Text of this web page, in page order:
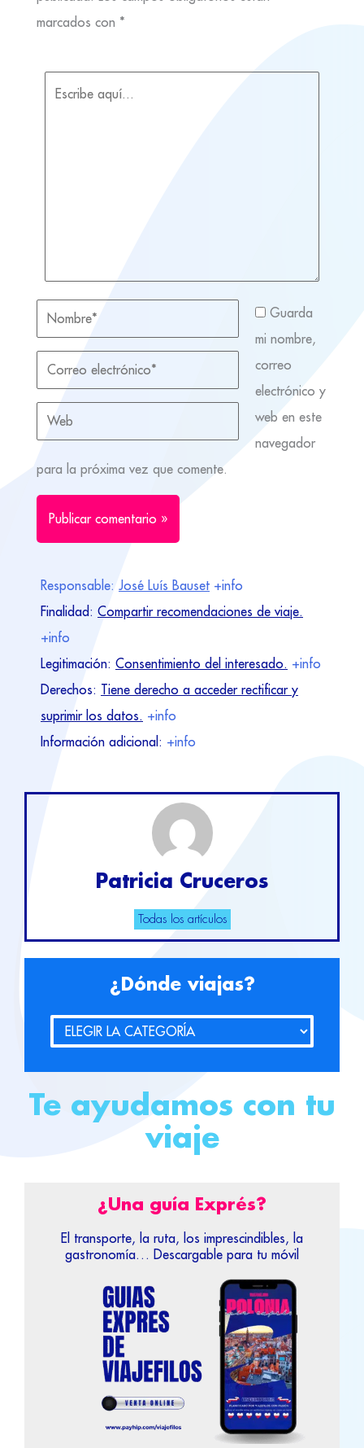
marcados con *
Guarda
mi nombre,
correo
electrónico y
web en este
navegador
para la próxima vez que comente.
Responsable: José Luís Bauset +info
Finalidad: Compartir recomendaciones de viaje.
+info
Legitimación: Consentimiento del interesado. +info
Derechos: Tiene derecho a acceder rectificar y
suprimir los datos. +info
Información adicional: +info
Patricia Cruceros
Todas los artículos
¿Dónde viajas?
Te ayudamos con tu
viaje
¿Una guía Exprés?
El transporte, la ruta, los imprescindibles, la
gastronomía… Descargable para tu móvil